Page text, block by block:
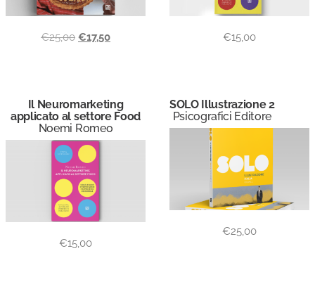
€25,00 €17,50 €15,00
Il Neuromarketing
applicato al settore Food
Noemi Romeo
€15,00
SOLO Illustrazione 2
Psicografici Editore
€25,00